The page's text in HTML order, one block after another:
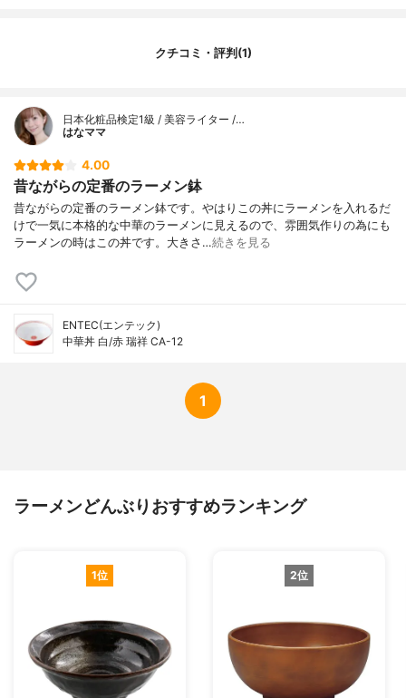
クチコミ・評判(1)
日本化粧品検定1級 / 美容ライター /…
はなママ
4.00
昔ながらの定番のラーメン鉢
昔ながらの定番のラーメン鉢です。やはりこの丼にラーメンを入れるだ
けで一気に本格的な中華のラーメンに見えるので、雰囲気作りの為にも
ラーメンの時はこの丼です。大きさ…続きを見る
ENTEC(エンテック)
中華丼 白/赤 瑞祥 CA-12
1
ラーメンどんぶりおすすめランキング
1位 2位